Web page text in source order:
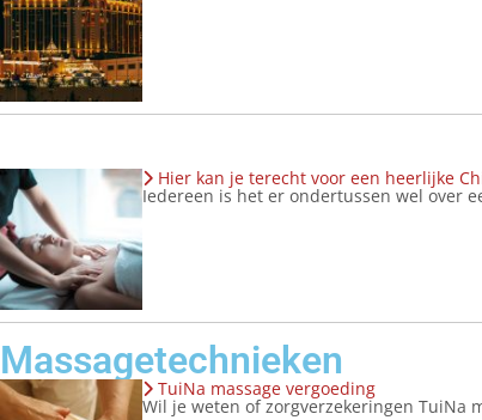
Hier kan je terecht voor een heerlijke
Iedereen is het er ondertussen wel over
Massagetechnieken
TuiNa massage vergoeding
Wil je weten of zorgverzekeringen TuiNa